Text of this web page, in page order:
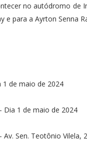
no autódromo de
e para a Ayrton Senna
1 de maio de 2024
Dia 1 de maio de 2024
Sen. Teotônio Vilela,